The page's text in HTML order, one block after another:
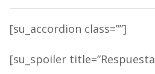
[su_accordion class=””]
[su_spoiler